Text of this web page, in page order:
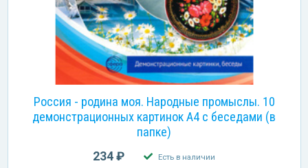
Россия - родина моя. Народные промыслы. 10
демонстрационных картинок А4 с беседами (в
папке)
234 ₽ Есть в наличии